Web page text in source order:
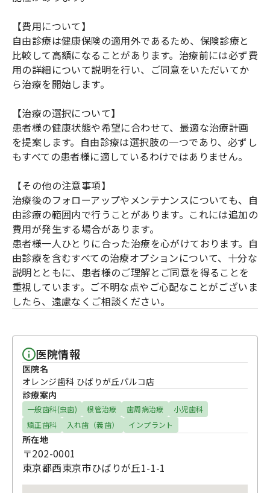
【費用について】
自由診療は健康保険の適用外であるため、保険診療と
比較して高額になることがあります。治療前には必ず費
用の詳細について説明を行い、ご同意をいただいてか
ら治療を開始します。
【治療の選択について】
患者様の健康状態や希望に合わせて、最適な治療計画
を提案します。自由診療は選択肢の一つであり、必ずし
もすべての患者様に適しているわけではありません。
【その他の注意事項】
治療後のフォローアップやメンテナンスについても、自
由診療の範囲内で行うことがあります。これには追加の
費用が発生する場合があります。
患者様一人ひとりに合った治療を心がけております。自
由診療を含むすべての治療オプションについて、十分な
説明とともに、患者様のご理解とご同意を得ることを
重視しています。ご不明な点やご心配なことがございま
したら、遠慮なくご相談ください。
医院情報
医院名
オレンジ歯科 ひばりが丘パルコ店
診療案内
一般歯科(虫歯) 根管治療 歯周病治療
小児歯科
矯正歯科
入れ歯（義歯） インプラント
所在地
〒202-0001
東京都西東京市ひばりが丘1-1-1